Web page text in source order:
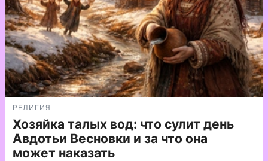
РЕЛИГИЯ
Хозяйка талых вод: что сулит день
Авдотьи Весновки и за что она
может наказать